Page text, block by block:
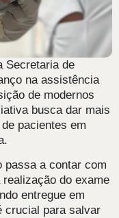
Secretaria de
na assistência
de modernos
busca dar mais
pacientes em
passa a contar com
do exame
entregue em
crucial para salvar